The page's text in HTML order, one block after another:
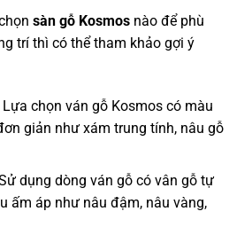
sàn gỗ Kosmos nào để phù
trí thì có thể tham khảo gợi ý
chọn ván gỗ Kosmos có màu
giản như xám trung tính, nâu gỗ
dụng dòng ván gỗ có vân gỗ tự
ấm áp như nâu đậm, nâu vàng,